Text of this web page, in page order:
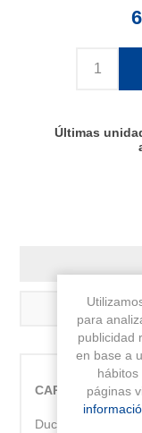
Últimas
Ducha de mano
para
publicidad
en base a
hábitos
páginas